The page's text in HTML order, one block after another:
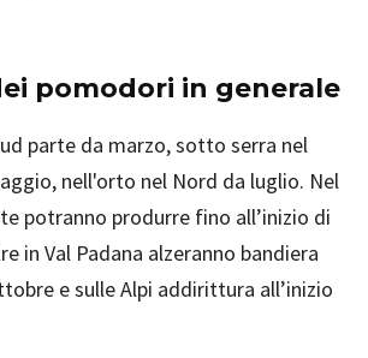
pomodori in generale
parte da marzo, sotto serra nel
nell'orto nel Nord da luglio. Nel
potranno produrre fino all’inizio di
in Val Padana alzeranno bandiera
e sulle Alpi addirittura all’inizio